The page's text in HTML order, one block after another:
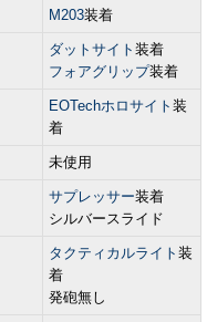
M203装着
ダットサイト 装着
フォアグリップ装着
EOTechホロサイト 装
着
未使用
サプレッサー装着
シルバースライド
タクティカルライト 装
着
発砲無し